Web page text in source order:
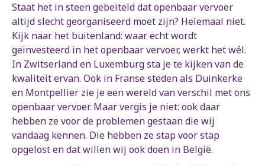
Staat het in steen gebeiteld dat openbaar vervoer
altijd slecht georganiseerd moet zijn? Helemaal niet.
Kijk naar het buitenland: waar echt wordt
geïnvesteerd in het openbaar vervoer, werkt het wél.
In Zwitserland en Luxemburg sta je te kijken van de
kwaliteit ervan. Ook in Franse steden als Duinkerke
en Montpellier zie je een wereld van verschil met ons
openbaar vervoer. Maar vergis je niet: ook daar
hebben ze voor de problemen gestaan die wij
vandaag kennen. Die hebben ze stap voor stap
opgelost en dat willen wij ook doen in België.